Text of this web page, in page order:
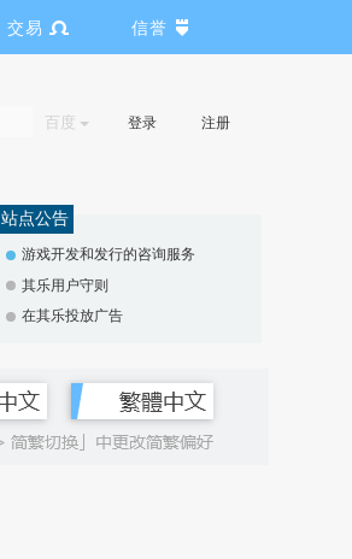
交易 信誉
百度 登录 注册
站点公告
游戏开发和发行的咨询服务
其乐用户守则
在其乐投放广告